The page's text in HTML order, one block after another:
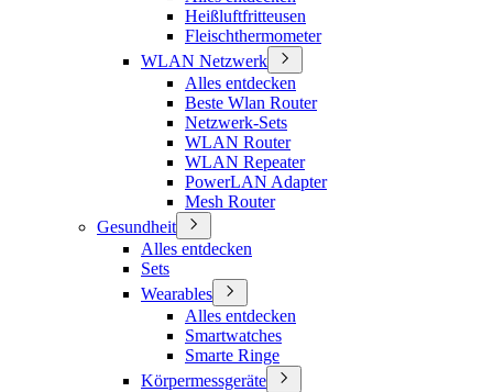
Heißluftfritteusen
Fleischthermometer
WLAN Netzwerk
Alles entdecken
Beste Wlan Router
Netzwerk-Sets
WLAN Router
WLAN Repeater
PowerLAN Adapter
Mesh Router
Gesundheit
Alles entdecken
Sets
Wearables
Alles entdecken
Smartwatches
Smarte Ringe
Körpermessgeräte